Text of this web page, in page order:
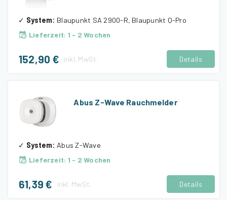
✓ System: Blaupunkt SA 2900-R, Blaupunkt Q-Pro
Lieferzeit: 1 - 2 Wochen
152,90 € inkl. MwSt. Details
Abus Z-Wave Rauchmelder
✓ System: Abus Z-Wave
Lieferzeit: 1 - 2 Wochen
61,39 € inkl. MwSt. Details